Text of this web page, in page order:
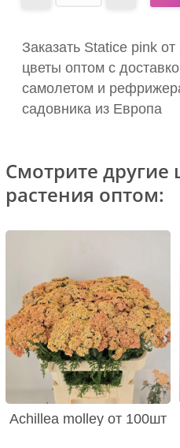
Заказать Statice pink
цветы оптом с
самолетом и
садовника из Европа
Смотрите другие
растения оптом:
Achillea molley от 100шт